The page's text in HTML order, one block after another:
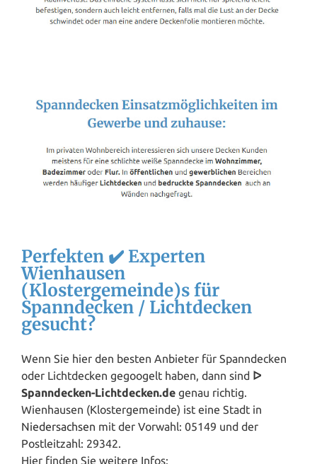
Perfekten ✔️ Experten
Wienhausen
(Klostergemeinde)s für
Spanndecken / Lichtdecken
gesucht?
Wenn Sie hier den besten Anbieter für Spanndecken
oder Lichtdecken gegoogelt haben, dann sind ᐅ
Spanndecken-Lichtdecken.de genau richtig.
Wienhausen (Klostergemeinde) ist eine Stadt in
Niedersachsen mit der Vorwahl: 05149 und der
Postleitzahl: 29342.
Hier finden Sie weitere Infos: